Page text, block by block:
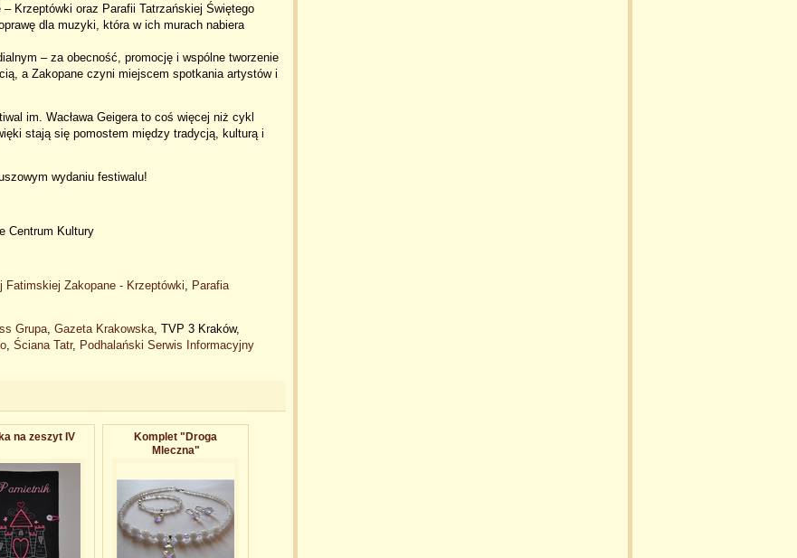
– Krzeptówki oraz Parafii Tatrzańskiej Świętego
dla muzyki, która w ich murach nabiera
– za obecność, promocję i wspólne tworzenie
a Zakopane czyni miejscem spotkania artystów i
im. Wacława Geigera to coś więcej niż cykl
stają się pomostem między tradycją, kulturą i
wydaniu festiwalu!
Centrum Kultury
Fatimskiej Zakopane - Krzeptówki, Parafia
Grupa, Gazeta Krakowska, TVP 3 Kraków,
, Ściana Tatr, Podhalański Serwis Informacyjny
na zeszyt IV
Komplet "Droga
Mleczna"